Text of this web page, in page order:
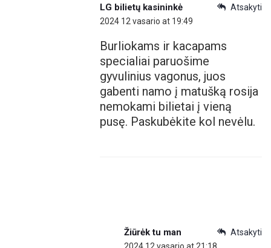
Atsakyti
LG bilietų kasininkė
2024 12 vasario at 19:49
Burliokams ir kacapams
specialiai paruošime
gyvulinius vagonus, juos
gabenti namo į matušką rosija
nemokami bilietai į vieną
pusę. Paskubėkite kol nevėlu.
Atsakyti
Žiūrėk tu man